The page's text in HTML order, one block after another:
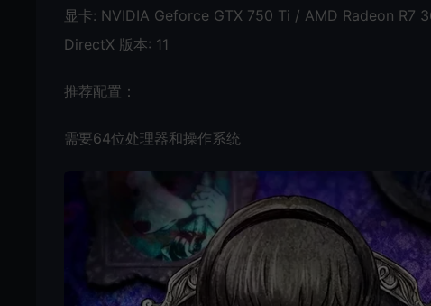
显卡: NVIDIA Geforce GTX 750 Ti / AMD Radeon R7
DirectX 版本: 11
推荐配置：
需要64位处理器和操作系统